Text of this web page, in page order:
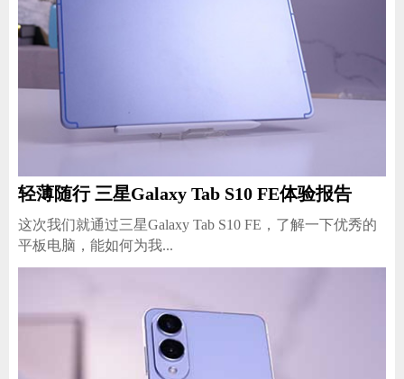
轻薄随行 三星Galaxy Tab S10 FE体验报告
这次我们就通过三星Galaxy Tab S10 FE，了解一下优秀的
平板电脑，能如何为我...